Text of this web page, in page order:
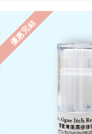
優惠完結